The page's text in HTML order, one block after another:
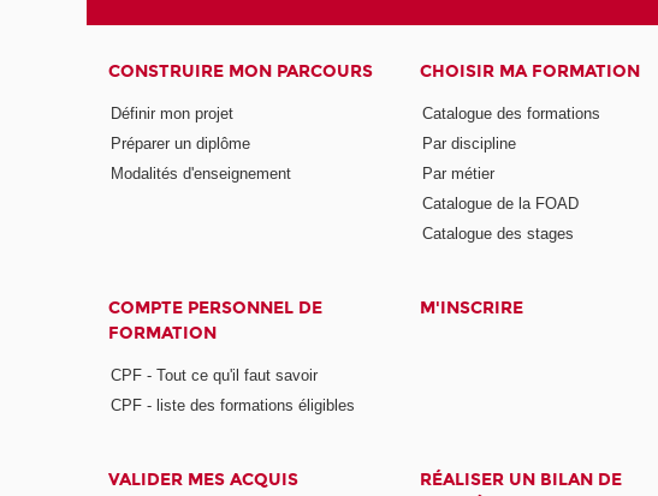
CONSTRUIRE MON PARCOURS
Définir mon projet
Préparer un diplôme
Modalités d'enseignement
CHOISIR MA FORMATION
Catalogue des formations
Par discipline
Par métier
Catalogue de la FOAD
Catalogue des stages
COMPTE PERSONNEL DE
FORMATION
CPF - Tout ce qu'il faut savoir
CPF - liste des formations éligibles
M'INSCRIRE
VALIDER MES ACQUIS
RÉALISER UN BILAN DE